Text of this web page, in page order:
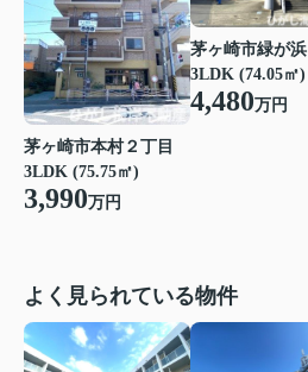
茅ヶ崎市本村２丁目
3LDK (75.75㎡)
3,990万円
茅ヶ崎市緑が浜
3LDK (74.05㎡)
4,480万円
よく見られている物件